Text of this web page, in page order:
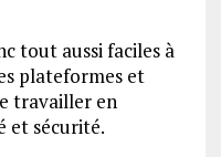
tout aussi faciles à
plateformes et
travailler en
et sécurité.